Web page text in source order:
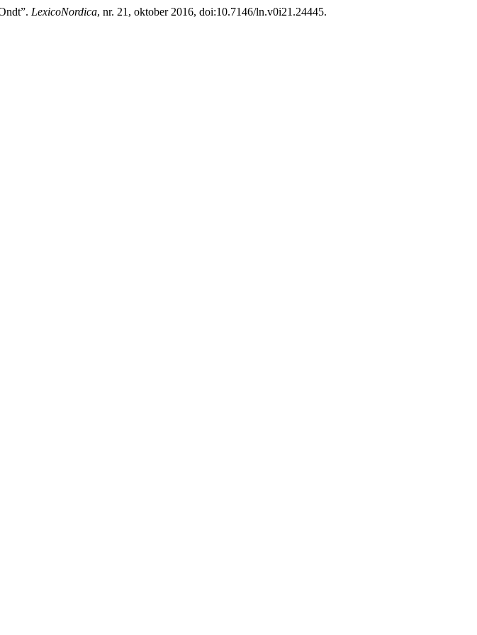
LexicoNordica, nr. 21, oktober 2016, doi:10.7146/ln.v0i21.24445.